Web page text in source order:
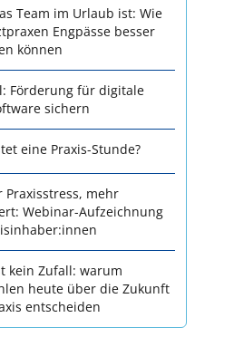
Team im Urlaub ist: Wie
Engpässe besser
können
Förderung für digitale
sichern
eine Praxis-Stunde?
Praxisstress, mehr
Webinar-Aufzeichnung
kein Zufall: warum
heute über die Zukunft
entscheiden